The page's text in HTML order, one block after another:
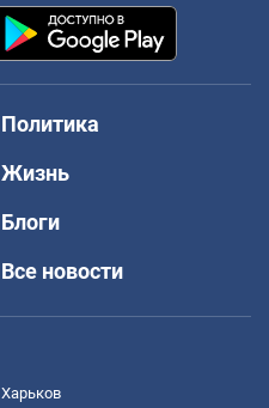
Политика
Жизнь
Блоги
Все новости
Харьков